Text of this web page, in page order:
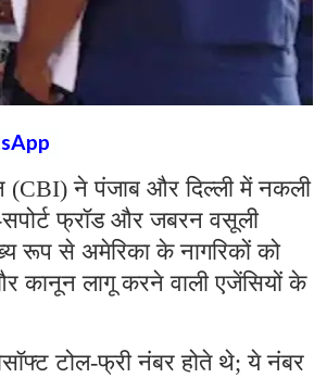
(CBI) ने पंजाब और दिल्ली में नकली
फ्रॉड और जबरन वसूली
रूप से अमेरिका के नागरिकों को
कानून लागू करने वाली एजेंसियों के
टोल-फ्री नंबर होते थे; ये नंबर